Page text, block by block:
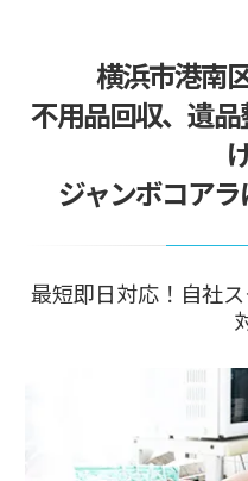
2026/02/04
生活保護受給
する？
2026/01/23
故人が遺し
2026/03/16
問題の解決法
横浜市港南
不用品回収、遺
ジャンボコア
最短即日対応！自社